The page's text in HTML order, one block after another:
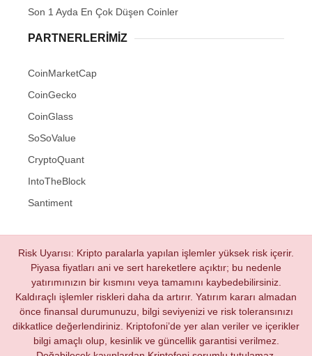
Son 1 Ayda En Çok Düşen Coinler
PARTNERLERIMIZ
CoinMarketCap
CoinGecko
CoinGlass
SoSoValue
CryptoQuant
IntoTheBlock
Santiment
Risk Uyarısı: Kripto paralarla yapılan işlemler yüksek risk içerir.
Piyasa fiyatları ani ve sert hareketlere açıktır; bu nedenle
yatırımınızın bir kısmını veya tamamını kaybedebilirsiniz.
Kaldıraçlı işlemler riskleri daha da artırır. Yatırım kararı almadan
önce finansal durumunuzu, bilgi seviyenizi ve risk toleransınızı
dikkatlice değerlendiriniz. Kriptofoni’de yer alan veriler ve içerikler
bilgi amaçlı olup, kesinlik ve güncellik garantisi verilmez.